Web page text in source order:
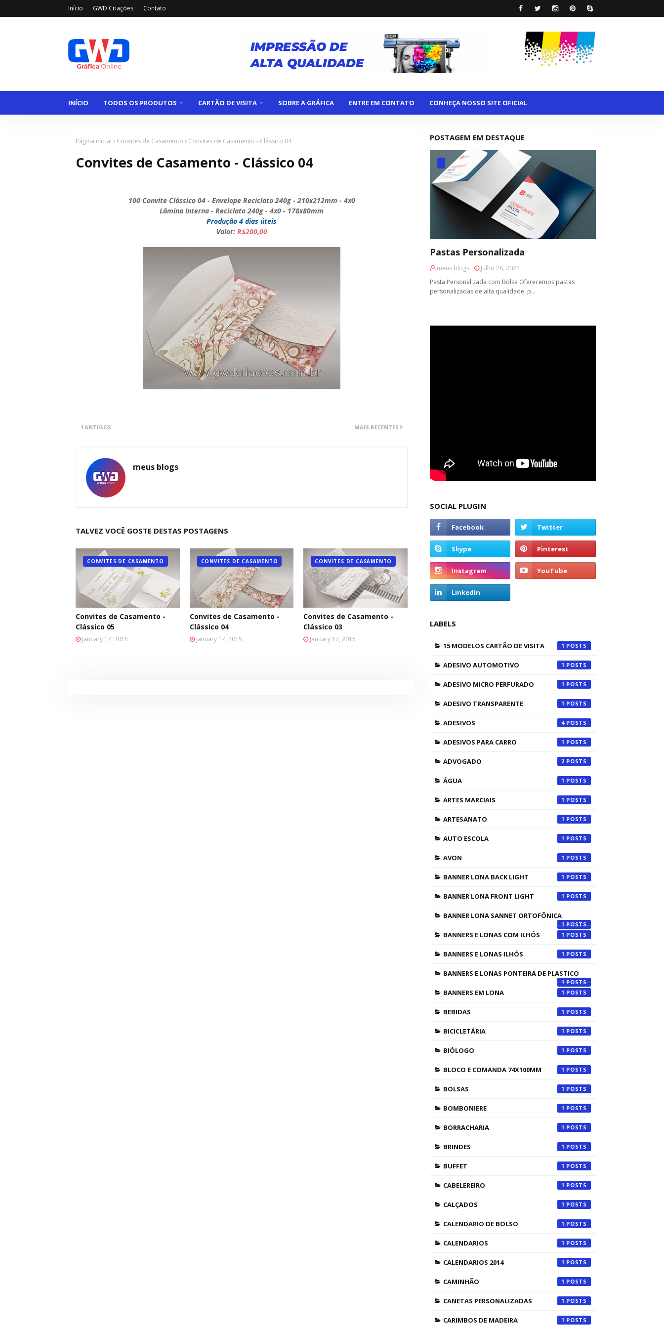
Início GWD Criações Contato
INÍCIO TODOS OS PRODUTOS CARTÃO DE VISITA SOBRE A GRÁFICA ENTRE EM CONTATO CONHEÇA NOSSO SITE OFICIAL
Página inicial Convites de Casamento Convites de Casamento - Clássico 04
Convites de Casamento - Clássico 04
100 Convite Clássico 04 - Envelope Reciclato 240g - 210x212mm - 4x0
Lâmina Interna - Reciclato 240g - 4x0 - 178x80mm
Produção 4 dias úteis
Valor:R$200,00
MAIS RECENTES
ANTIGOS
meus blogs
TALVEZ VOCÊ GOSTE DESTAS POSTAGENS
CONVITES DE CASAMENTO
Convites de Casamento -
Clássico 05
January 17, 2015
CONVITES DE CASAMENTO
Convites de Casamento -
Clássico 04
January 17, 2015
CONVITES DE CASAMENTO
Convites de Casamento -
Clássico 03
January 17, 2015
POSTAGEM EM DESTAQUE
Pastas Personalizada
meus blogs
Julho 28, 2024
Pasta Personalizada com Bolsa Oferecemos pastas
personalizadas de alta qualidade, p…
SOCIAL PLUGIN
LABELS
15 MODELOS CARTÃO DE VISITA 1
ADESIVO AUTOMOTIVO 1
ADESIVO MICRO PERFURADO 1
ADESIVO TRANSPARENTE 1
ADESIVOS 4
ADESIVOS PARA CARRO 1
ADVOGADO 2
ÁGUA 1
ARTES MARCIAIS 1
ARTESANATO 1
AUTO ESCOLA 1
AVON 1
BANNER LONA BACK LIGHT 1
BANNER LONA FRONT LIGHT 1
BANNER LONA SANNET ORTOFÔNICA
1
BANNERS E LONAS COM ILHÓS 1
BANNERS E LONAS ILHÓS 1
BANNERS E LONAS PONTEIRA DE PLASTICO
1
BANNERS EM LONA 1
BEBIDAS 1
BICICLETÁRIA 1
BIÓLOGO 1
BLOCO E COMANDA 74X100MM 1
BOLSAS 1
BOMBONIERE 1
BORRACHARIA 1
BRINDES 1
BUFFET 1
CABELEREIRO 1
CALÇADOS 1
CALENDARIO DE BOLSO 1
CALENDARIOS 1
CALENDARIOS 2014 1
CAMINHÃO 1
CANETAS PERSONALIZADAS 1
CARIMBOS DE MADEIRA 1